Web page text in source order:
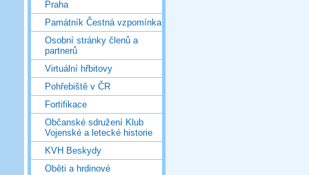
Praha
Památník Čestná vzpomínka
Osobní stránky členů a
partnerů
Virtuální hřbitovy
Pohřebiště v ČR
Fortifikace
Občanské sdružení Klub
Vojenské a letecké historie
KVH Beskydy
Oběti a hrdinové